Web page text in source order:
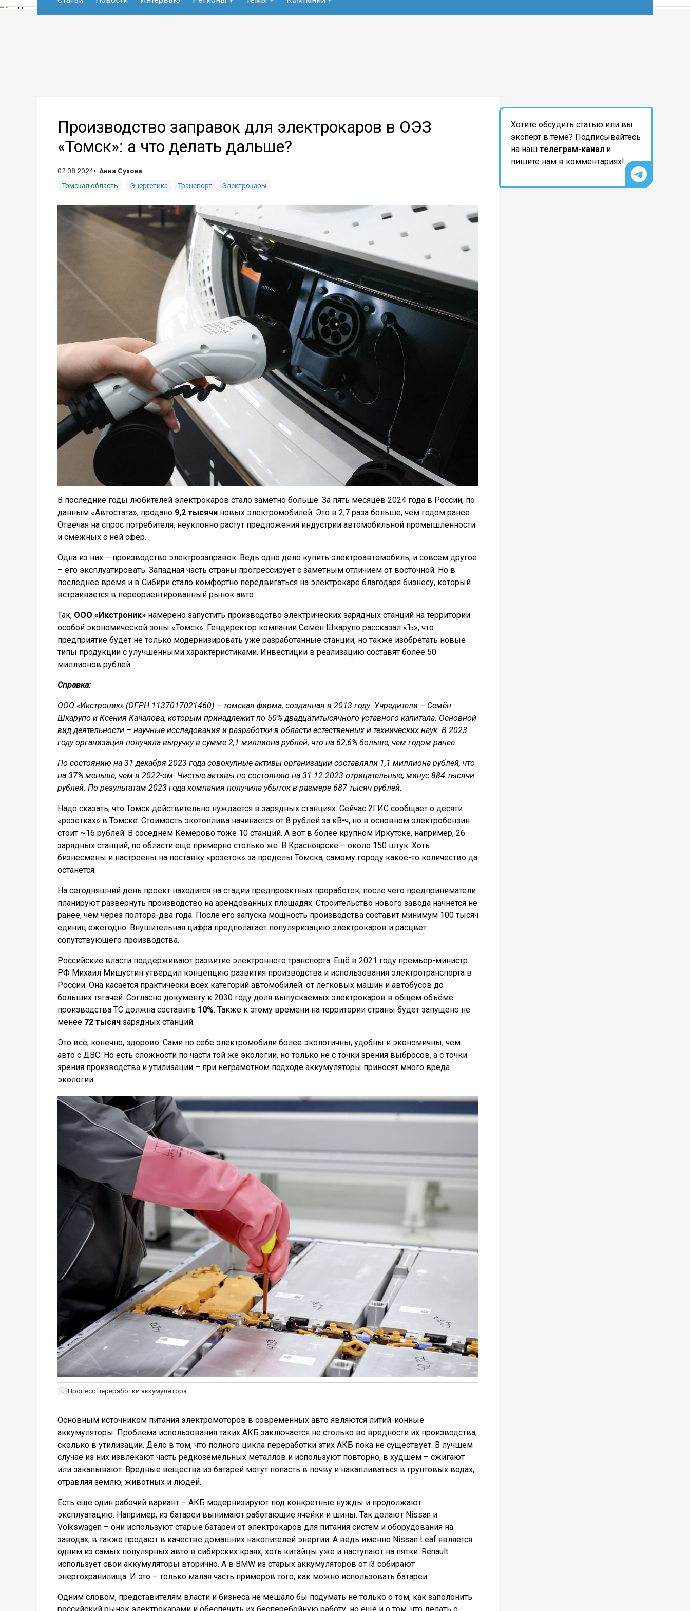
Производство заправок для электрокаров в ОЭЗ
«Томск»: а что делать дальше?
02.08.2024
Анна Сухова
Томская область
Энергетика Транспорт Электрокары
В последние годы любителей электрокаров стало заметно больше. За пять месяцев 2024 года в России, по
данным «Автостата», продано 9,2 тысячи новых электромобилей. Это в 2,7 раза больше, чем годом ранее.
Отвечая на спрос потребителя, неуклонно растут предложения индустрии автомобильной промышленности
и смежных с ней сфер.
Одна из них – производство электрозаправок. Ведь одно дело купить электроавтомобиль, и совсем другое
– его эксплуатировать. Западная часть страны прогрессирует с заметным отличием от восточной. Но в
последнее время и в Сибири стало комфортно передвигаться на электрокаре благодаря бизнесу, который
встраивается в переориентированный рынок авто.
Так, ООО «Икстроник» намерено запустить производство электрических зарядных станций на территории
особой экономической зоны «Томск». Гендиректор компании Семён Шкарупо рассказал «Ъ», что
предприятие будет не только модернизировать уже разработанные станции, но также изобретать новые
типы продукции с улучшенными характеристиками. Инвестиции в реализацию составят более 50
миллионов рублей.
Справка:
ООО «Икстроник» (ОГРН 1137017021460) – томская фирма, созданная в 2013 году. Учредители – Семён
Шкарупо и Ксения Качалова, которым принадлежит по 50% двадцатитысячного уставного капитала. Основной
вид деятельности – научные исследования и разработки в области естественных и технических наук. В 2023
году организация получила выручку в сумме 2,1 миллиона рублей, что на 62,6% больше, чем годом ранее.
По состоянию на 31 декабря 2023 года совокупные активы организации составляли 1,1 миллиона рублей, что
на 37% меньше, чем в 2022-ом. Чистые активы по состоянию на 31.12.2023 отрицательные, минус 884 тысячи
рублей. По результатам 2023 года компания получила убыток в размере 687 тысяч рублей.
Надо сказать, что Томск действительно нуждается в зарядных станциях. Сейчас 2ГИС сообщает о десяти
«розетках» в Томске. Стоимость экотоплива начинается от 8 рублей за кВ•ч, но в основном электробензин
стоит ~16 рублей. В соседнем Кемерово тоже 10 станций. А вот в более крупном Иркутске, например, 26
зарядных станций, по области ещё примерно столько же. В Красноярске – около 150 штук. Хоть
бизнесмены и настроены на поставку «розеток» за пределы Томска, самому городу какое-то количество да
останется.
На сегодняшний день проект находится на стадии предпроектных проработок, после чего предприниматели
планируют развернуть производство на арендованных площадях. Строительство нового завода начнётся не
ранее, чем через полтора-два года. После его запуска мощность производства составит минимум 100 тысяч
единиц ежегодно. Внушительная цифра предполагает популяризацию электрокаров и расцвет
сопутствующего производства.
Российские власти поддерживают развитие электронного транспорта. Ещё в 2021 году премьер-министр
РФ Михаил Мишустин утвердил концепцию развития производства и использования электротранспорта в
России. Она касается практически всех категорий автомобилей: от легковых машин и автобусов до
больших тягачей. Согласно документу к 2030 году доля выпускаемых электрокаров в общем объёме
производства ТС должна составить 10%. Также к этому времени на территории страны будет запущено не
менее 72 тысяч зарядных станций.
Это всё, конечно, здорово. Сами по себе электромобили более экологичны, удобны и экономичны, чем
авто с ДВС. Но есть сложности по части той же экологии, но только не с точки зрения выбросов, а с точки
зрения производства и утилизации – при неграмотном подходе аккумуляторы приносят много вреда
экологии.
Процесс переработки аккумулятора
Основным источником питания электромоторов в современных авто являются литий-ионные
аккумуляторы. Проблема использования таких АКБ заключается не столько во вредности их производства,
сколько в утилизации. Дело в том, что полного цикла переработки этих АКБ пока не существует. В лучшем
случае из них извлекают часть редкоземельных металлов и используют повторно, в худшем – сжигают
или закапывают. Вредные вещества из батарей могут попасть в почву и накапливаться в грунтовых водах,
отравляя землю, животных и людей.
Есть ещё один рабочий вариант – АКБ модернизируют под конкретные нужды и продолжают
эксплуатацию. Например, из батареи вынимают работающие ячейки и шины. Так делают Nissan и
Volkswagen – они используют старые батареи от электрокаров для питания систем и оборудования на
заводах, в также продают в качестве домашних накопителей энергии. А ведь именно Nissan Leaf является
одним из самых популярных авто в сибирских краях, хоть китайцы уже и наступают на пятки. Renault
использует свои аккумуляторы вторично. А в BMW из старых аккумуляторов от i3 собирают
энергохранилища. И это – только малая часть примеров того, как можно использовать батареи.
Одним словом, представителям власти и бизнеса не мешало бы подумать не только о том, как заполонить
Хотите обсудить статью или вы
эксперт в теме? Подписывайтесь
на наш телеграм-канал и
пишите нам в комментариях!